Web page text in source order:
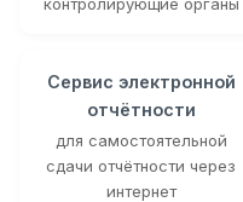
Сервис электронной
отчётности
для самостоятельной
сдачи отчётности через
интернет